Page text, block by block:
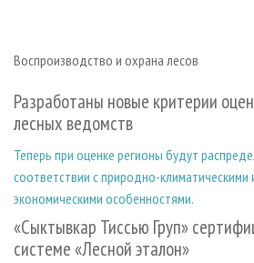
Воспроизводство и охрана лесов
Разработаны новые критерии
лесных ведомств
Теперь при оценке регионы будут
соответствии с природно-климатическими
экономическими особенностями.
«Сыктывкар Тиссью Груп»
системе «Лесной эталон»